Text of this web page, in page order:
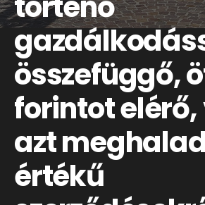
összefüggő,
forintot
azt
értékű